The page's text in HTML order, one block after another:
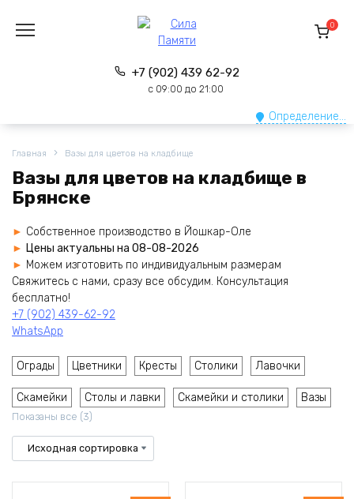
содержанию
+7 (902) 439 62-92
с 09:00 до 21:00
Определение...
0
Главная Вазы для цветов на кладбище
Вазы для цветов на кладбище в
Брянске
Собственное производство в Йошкар-Оле
Цены актуальны на 08-08-2026
Можем изготовить по индивидуальным размерам
Cвяжитесь с нами, сразу все обсудим. Консультация
бесплатно!
+7 (902) 439-62-92
WhatsApp
Ограды Цветники Кресты Столики Лавочки
Скамейки Столы и лавки Скамейки и столики Вазы
Показаны все (3)